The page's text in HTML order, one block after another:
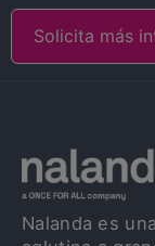
Solicita más
Nalanda es